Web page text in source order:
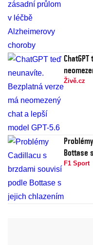
Živě.cz
Bottase
F1 Sport